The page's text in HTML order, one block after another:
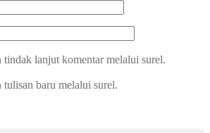
tindak lanjut komentar melalui surel.
tulisan baru melalui surel.